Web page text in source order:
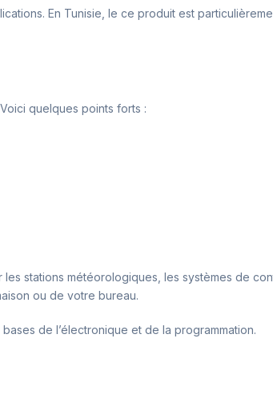
En Tunisie, le ce produit est
quelques points forts :
stations météorologiques, les systèmes de
ou de votre bureau.
de l’électronique et de la programmation.